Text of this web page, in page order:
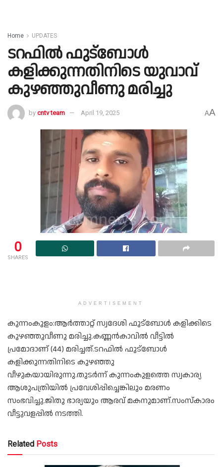
Home UPDATES
ടറഫിൽ ഫുട്ബോൾ
കളിക്കുന്നതിനിടെ യുവാവ്
കുഴഞ്ഞുവീണു മരിച്ചു
by cntv team April 19, 2025 AA
0
SHARES
ADVERTISEMENT
കുന്നംകുളം:ആർത്താറ്റ് സ്വദേശി ഫുട്ബോൾ കളിക്കിടെ
കുഴഞ്ഞുവീണു മരിച്ചു.കണ്ണൻകാവിൽ വീട്ടിൽ
പ്രമോദാണ് (44) മരിച്ചത്.ടറഫിൽ ഫുട്ബോൾ
കളിക്കുന്നതിനിടെ കുഴഞ്ഞു
വീഴുകയായിരുന്നു.തുടർന്ന് കുന്നംകുളത്തെ സ്വകാര്യ
ആശുപത്രിയിൽ പ്രവേശിപ്പിച്ചെങ്കിലും മരണം
സംഭവിച്ചു.ജിതു ഭാര്യയും ആരവ് മകനുമാണ്.സംസ്‌കാരം
വീട്ടുവളപ്പില്‍ നടത്തി.
Related Posts